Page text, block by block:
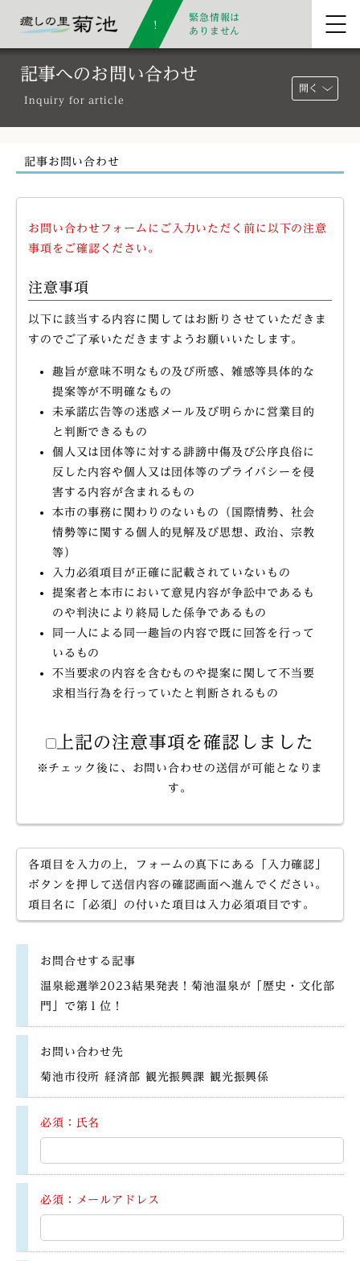
緊急情報は
ありません
記事へのお問い合わせ
Inquiry for article
開く
記事お問い合わせ
お問い合わせフォームにご入力いただく前に以下の注意
事項をご確認ください。
注意事項
以下に該当する内容に関してはお断りさせていただきま
すのでご了承いただきますようお願いいたします。
趣旨が意味不明なもの及び所感、雑感等具体的な
提案等が不明確なもの
未承諾広告等の迷惑メール及び明らかに営業目的
と判断できるもの
個人又は団体等に対する誹謗中傷及び公序良俗に
反した内容や個人又は団体等のプライバシーを侵
害する内容が含まれるもの
本市の事務に関わりのないもの（国際情勢、社会
情勢等に関する個人的見解及び思想、政治、宗教
等）
入力必須項目が正確に記載されていないもの
提案者と本市において意見内容が争訟中であるも
のや判決により終局した係争であるもの
同一人による同一趣旨の内容で既に回答を行って
いるもの
不当要求の内容を含むものや提案に関して不当要
求相当行為を行っていたと判断されるもの
上記の注意事項を確認しました
※チェック後に、お問い合わせの送信が可能となりま
す。
各項目を入力の上，フォームの真下にある「入力確認」
ボタンを押して送信内容の確認画面へ進んでください。
項目名に「必須」の付いた項目は入力必須項目です。
お問合せする記事
温泉総選挙2023結果発表！菊池温泉が「歴史・文化部
門」で第１位！
お問い合わせ先
菊池市役所 経済部 観光振興課 観光振興係
必須：氏名
必須：メールアドレス